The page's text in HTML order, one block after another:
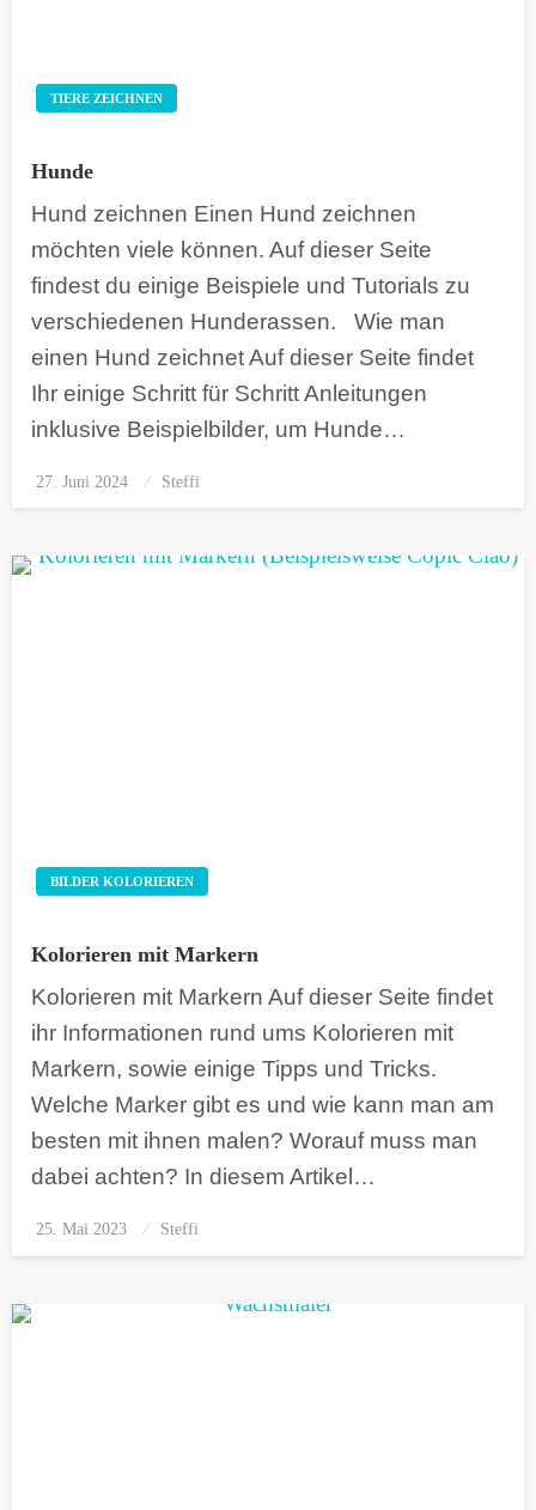
TIERE ZEICHNEN
Hunde
Hund zeichnen Einen Hund zeichnen
möchten viele können. Auf dieser Seite
findest du einige Beispiele und Tutorials zu
verschiedenen Hunderassen. Wie man
einen Hund zeichnet Auf dieser Seite findet
Ihr einige Schritt für Schritt Anleitungen
inklusive Beispielbilder, um Hunde…
Posted
on
27. Juni 2024 Steffi
BILDER KOLORIEREN
Kolorieren mit Markern
Kolorieren mit Markern Auf dieser Seite findet
ihr Informationen rund ums Kolorieren mit
Markern, sowie einige Tipps und Tricks.
Welche Marker gibt es und wie kann man am
besten mit ihnen malen? Worauf muss man
dabei achten? In diesem Artikel…
Posted
on
25. Mai 2023 Steffi